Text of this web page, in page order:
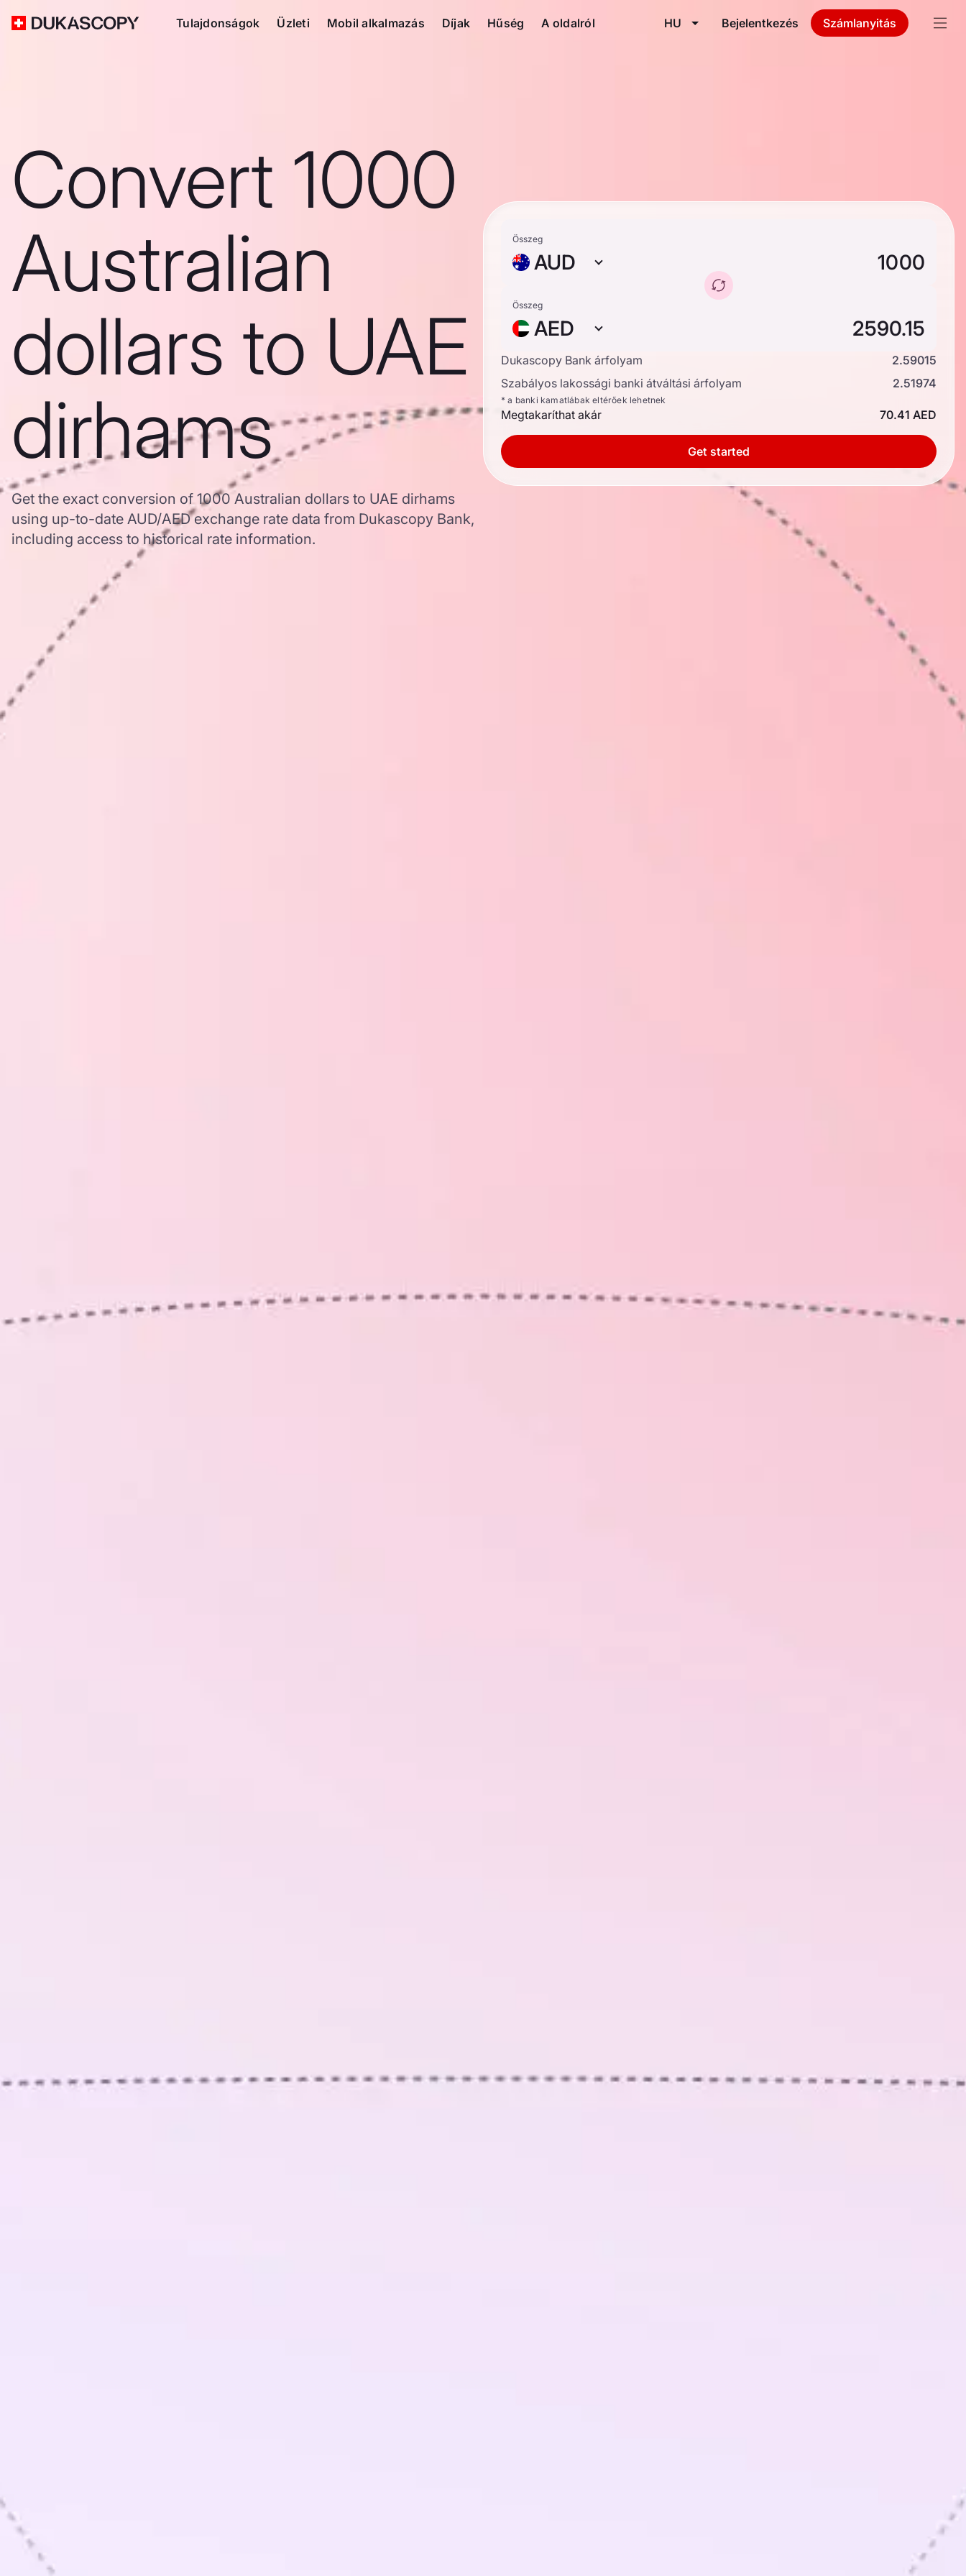
Tulajdonságok Üzleti Mobil alkalmazás Díjak Hűség A oldalról HU Bejelentkezés Számlanyitás
Convert 1000
Australian
dollars to UAE
dirhams
Get the exact conversion of 1000 Australian dollars to UAE dirhams
using up-to-date AUD/AED exchange rate data from Dukascopy Bank,
including access to historical rate information.
Összeg
AUD
Összeg
AED
Dukascopy Bank árfolyam
2.59015
Szabályos lakossági banki átváltási árfolyam
2.51974
* a banki kamatlábak eltérőek lehetnek
Megtakaríthat akár 70.41 AED
Get started